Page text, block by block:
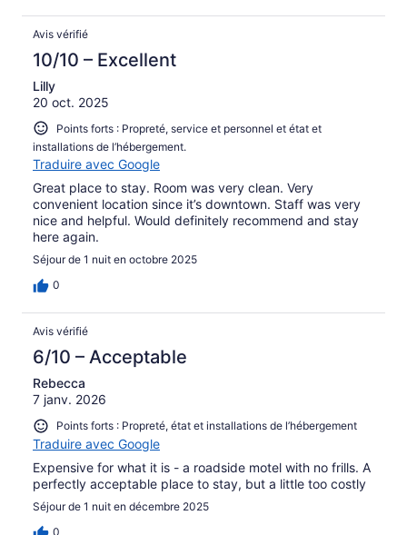
Avis vérifié
10/10 – Excellent
Lilly
20 oct. 2025
Points forts : Propreté, service et personnel et état et
installations de l’hébergement.
Traduire avec Google
Great place to stay. Room was very clean. Very
convenient location since it’s downtown. Staff was very
nice and helpful. Would definitely recommend and stay
here again.
Séjour de 1 nuit en octobre 2025
0
Avis vérifié
6/10 – Acceptable
Rebecca
7 janv. 2026
Points forts : Propreté, état et installations de l’hébergement
Traduire avec Google
Expensive for what it is - a roadside motel with no frills. A
perfectly acceptable place to stay, but a little too costly
Séjour de 1 nuit en décembre 2025
0